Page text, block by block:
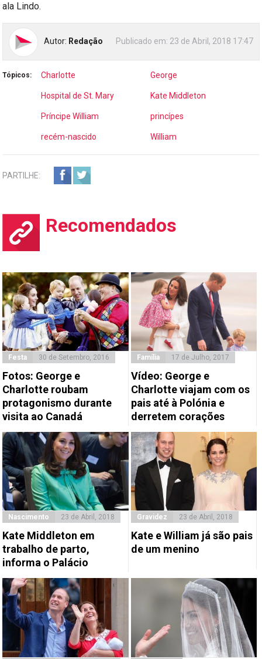
ala Lindo.
Autor: Redação Publicado em: 23 de Abril, 2018 17:47
Tópicos: Charlotte George
Hospital de St. Mary Kate Middleton
Príncipe William princípes
recém-nascido William
PARTILHE:
Recomendados
Festa 30 de Setembro, 2016
Fotos: George e
Charlotte roubam
protagonismo durante
visita ao Canadá
Família 17 de Julho, 2017
Vídeo: George e
Charlotte viajam com os
pais até à Polónia e
derretem corações
Nascimento 23 de Abril, 2018
Kate Middleton em
trabalho de parto,
informa o Palácio
Gravidez 23 de Abril, 2018
Kate e William já são pais
de um menino